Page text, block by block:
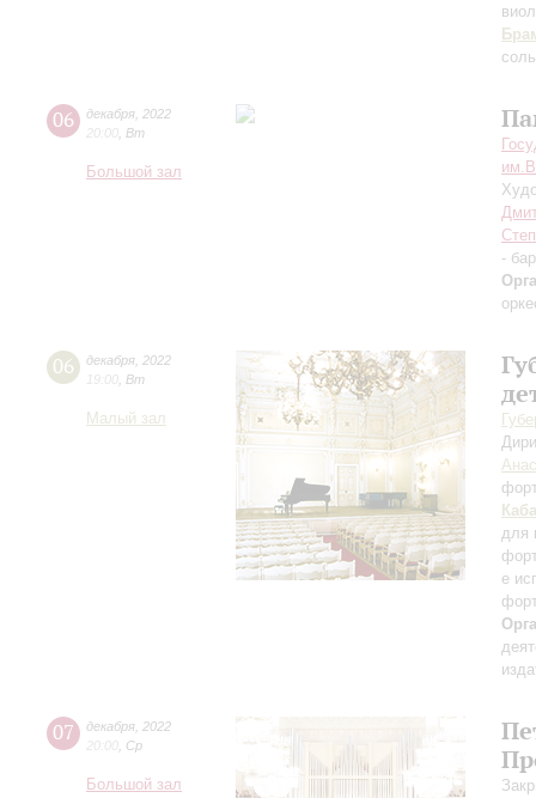
06 декабря 2022
20:00 Вт
Большой зал
-
06 декабря 2022
19:00 Вт
Малый зал
для
е
07 декабря 2022
20:00 Ср
Большой зал